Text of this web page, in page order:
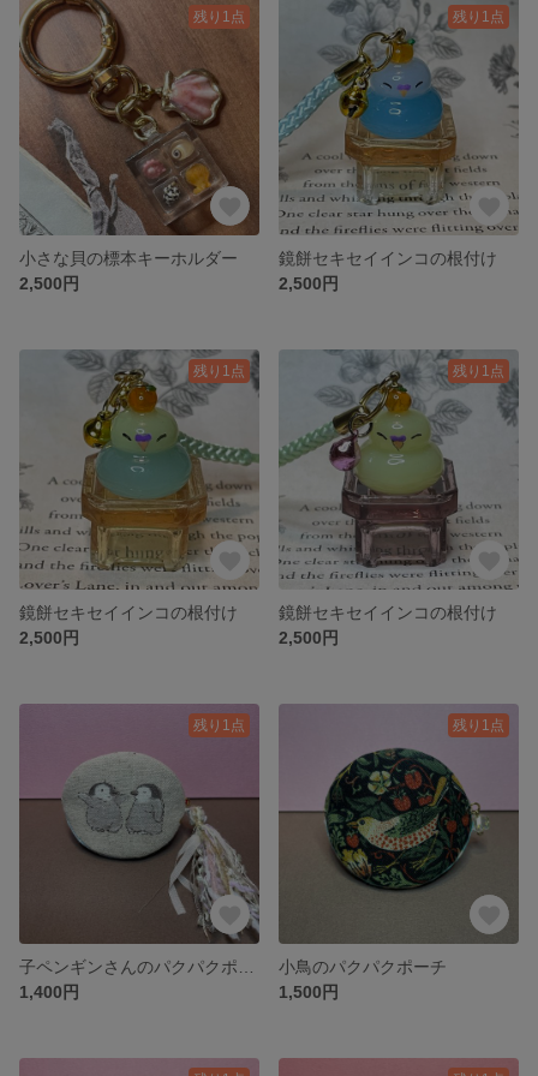
残り1点
小さな貝の標本キーホルダー
2,500円
残り1点
鏡餅セキセイインコの根付け
2,500円
残り1点
鏡餅セキセイインコの根付け
2,500円
残り1点
鏡餅セキセイインコの根付け
2,500円
残り1点
1,400円
残り1点
小鳥のパクパクポーチ
1,500円